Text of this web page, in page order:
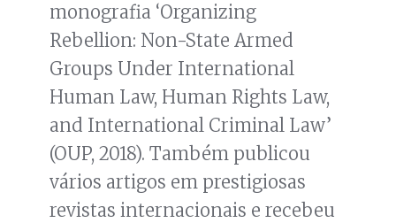
monografia ‘Organizing
Rebellion: Non-State Armed
Groups Under International
Human Law, Human Rights Law,
and International Criminal Law’
(OUP, 2018). Também publicou
vários artigos em prestigiosas
revistas internacionais e recebeu